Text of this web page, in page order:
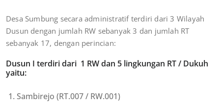
Desa Sumbung secara administratif terdiri dari 3 Wilayah
Dusun dengan jumlah RW sebanyak 3 dan jumlah RT
sebanyak 17, dengan perincian:
Dusun I terdiri dari 1 RW dan 5 lingkungan RT / Dukuh
yaitu:
Sambirejo (RT.007 / RW.001)